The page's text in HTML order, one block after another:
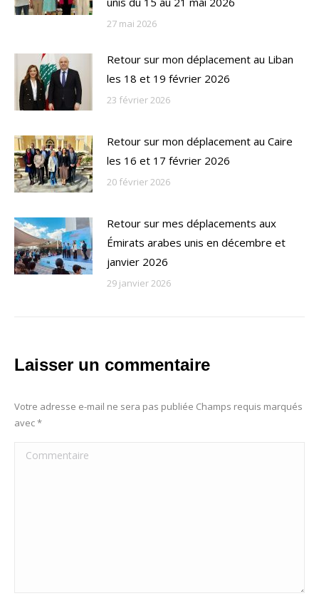
27 mai 2026
Retour sur mon déplacement au Liban
les 18 et 19 février 2026
23 février 2026
Retour sur mon déplacement au Caire
les 16 et 17 février 2026
20 février 2026
Retour sur mes déplacements aux
Émirats arabes unis en décembre et
janvier 2026
29 janvier 2026
Laisser un commentaire
Votre adresse e-mail ne sera pas publiée Champs requis marqués
avec*
Commentaire